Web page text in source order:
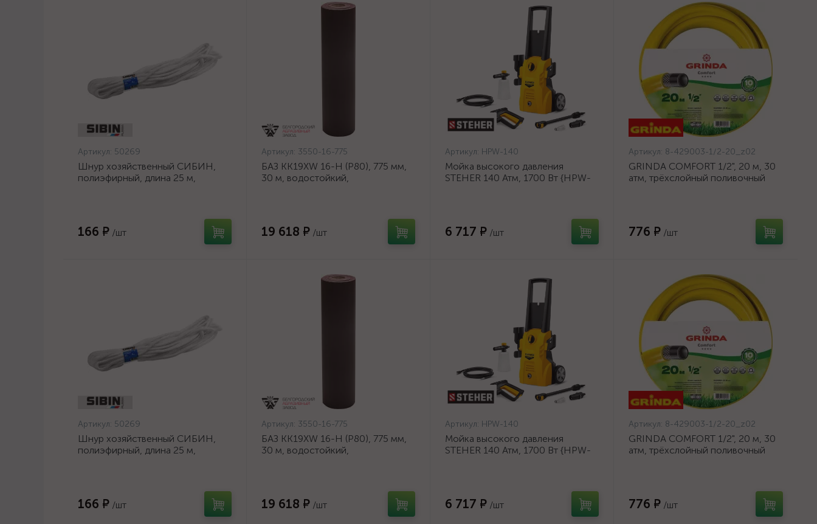
Артикул: 50269
Шнур хозяйственный СИБИН,
полиэфирный, длина 25 м,
166 ₽ /шт
Артикул: 3550-16-775
БАЗ KK19XW 16-H (Р80), 775 мм,
30 м, водостойкий,
19 618 ₽ /шт
Артикул: HPW-140
Мойка высокого давления
STEHER 140 Атм, 1700 Вт {HPW-
6 717 ₽ /шт
Артикул: 8-429003-1/2-20_z02
GRINDA COMFORT 1/2", 20 м, 30
атм, трёхслойный поливочный
776 ₽ /шт
Артикул: 50269
Шнур хозяйственный СИБИН,
полиэфирный, длина 25 м,
166 ₽ /шт
Артикул: 3550-16-775
БАЗ KK19XW 16-H (Р80), 775 мм,
30 м, водостойкий,
19 618 ₽ /шт
Артикул: HPW-140
Мойка высокого давления
STEHER 140 Атм, 1700 Вт {HPW-
6 717 ₽ /шт
Артикул: 8-429003-1/2-20_z02
GRINDA COMFORT 1/2", 20 м, 30
атм, трёхслойный поливочный
776 ₽ /шт